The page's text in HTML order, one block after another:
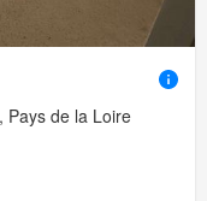
Pays de la Loire